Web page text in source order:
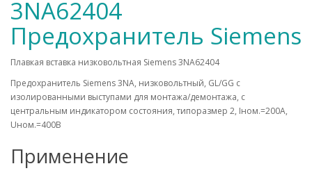
3NA62404
Предохранитель Siemens
Плавкая вставка низковольтная Siemens 3NA62404
Предохранитель Siemens 3NA, низковольтный, GL/GG c
изолированными выступами для монтажа/демонтажа, с
центральным индикатором состояния, типоразмер 2, Iном.=200A,
Uном.=400В
Применение